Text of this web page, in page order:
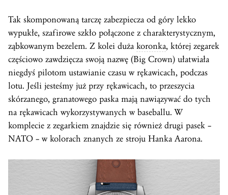
Tak skomponowaną tarczę zabezpiecza od góry lekko
wypukłe, szafirowe szkło połączone z charakterystycznym,
ząbkowanym bezelem. Z kolei duża koronka, której zegarek
częściowo zawdzięcza swoją nazwę (Big Crown) ułatwiała
niegdyś pilotom ustawianie czasu w rękawicach, podczas
lotu. Jeśli jesteśmy już przy rękawicach, to przeszycia
skórzanego, granatowego paska mają nawiązywać do tych
na rękawicach wykorzystywanych w baseballu. W
komplecie z zegarkiem znajdzie się również drugi pasek –
NATO – w kolorach znanych ze stroju Hanka Aarona.